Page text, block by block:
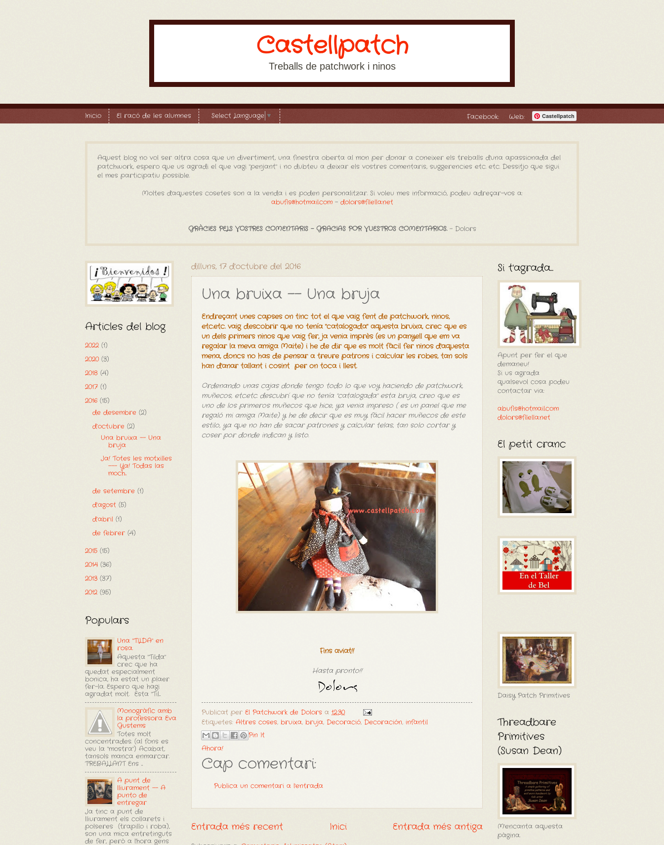
Castellpatch
Treballs de patchwork i ninos
Inicio El racó de les alumnes Select Language ▼ Castellpatch
Web:
Facebook:
Aquest blog no vol ser altra cosa que un divertiment, una finestra oberta al mon per donar a coneixer els treballs d'una apassionada del
patchwork, espero que us agradi el que vagi "penjant" i no dubteu a deixar els vostres comentaris, suggerencies etc. etc. Dessitjo que sigui
el mes participatiu possible.
Moltes d'aquestes cosetes son a la venda i es poden personalitzar. Si voleu mes informació, podeu adreçar-vos a:
abufis@hotmail.com- dolors@filella.net
GRÀCIES PELS VOSTRES COMENTARIS - GRACIAS POR VUESTROS COMENTARIOS. - Dolors
dilluns, 17 d’octubre del 2016
Una bruixa -- Una bruja
Endreçant unes capses on tinc tot el que vaig fent de patchwork, ninos,
etc.etc. vaig descobrir que no tenía "catalogada" aquesta bruixa, crec que es
un dels primers ninos que vaig fer, ja venia imprès (es un panyell que em va
regalar la meva amiga Maite) i he de dir que es molt fàcil fer ninos d'aquesta
mena, doncs no has de pensar a treure patrons i calcular les robes, tan sols
han d'anar tallant i cosint per on toca i llest.
Ordenando unas cajas donde tengo todo lo que voy haciendo de patchwork,
muñecos, etc.etc. descubrí que no tenía "catalogada" esta bruja, creo que es
uno de los primeros muñecos que hice, ya venia impreso ( es un panel que me
regaló mi amiga Maite) y he de decir que es muy fácil hacer muñecos de este
estilo, ya que no han de sacar patrones y calcular telas, tan solo cortar y
coser por donde indican y listo.
Fins aviat!!
Hasta pronto!!
Publicat per El Patchwork de Dolors a 12:30
Etiquetes: Altres coses, bruixa, bruja, Decoració, Decoración, infantil
Pin It
Ahora!
Cap comentari:
Publica un comentari a l'entrada
Entrada més recent Entrada més antiga
Inici
Articles del blog
2022 (1)
2020 (3)
2018 (4)
2017 (1)
2016 (15)
de desembre(2)
d’octubre(2)
Una bruixa -- Una
bruja
Ja! Totes les motxilles
--- Ya! Todas las
moch...
de setembre(1)
d’agost(5)
d’abril(1)
de febrer(4)
2015 (15)
2014 (36)
2013 (37)
2012 (95)
Populars
Una "TILDA" en
rosa.
Aquesta "Tilda"
crec que ha
quedat especialment
bonica, ha estat un plaer
fer-la. Espero que hagi
agradat molt. Esta "Til...
Monogràfic amb
la professora Eva
Gustems
Totes molt
concentrades. (al fons es
veu la "mostra") Acabat,
tansols manca enmarcar.
TREBALLANT Ens ...
A punt de
lliurament -- A
punto de
entregar
Ja tinc a punt de
lliurament els collarets i
polseres (trapillo i roba),
son una mica entretinguts
de fer, però a l'hora gens
Si t'agrada...
Apunt per fer el que
demaneu!
Si us agrada
qualsevol cosa podeu
contactar via:
abufis@hotmail.com
dolors@filella.net
El petit cranc
Daisy Patch Primitives
Threadbare
Primitives
(Susan Dean)
M'encanta aquesta
pàgina.